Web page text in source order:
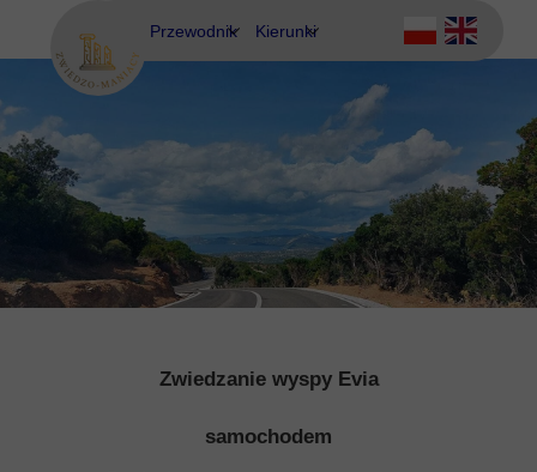
Przewodnik
Kos
Rodos
Kierunki
Delfy
Eubea
Kalimnos
Korfu
Kos
Zwiedzanie wyspy Evia
samochodem